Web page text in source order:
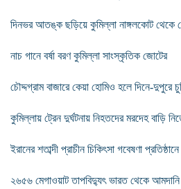
দিনভর আতঙ্ক ছড়িয়ে কুমিল্লা নাঙ্গলকোট থেকে
নাচ গানে বর্ষা বরণ কুমিল্লা সাংস্কৃতিক জোটের
চৌদ্দগ্রাম বাজারে কেয়া হোমিও হলে দিনে-দুপুরে
কুমিল্লায় ট্রেন দুর্ঘটনায় নিহতদের মরদেহ বাড়ি
ইরানের শতাব্দী প্রাচীন চিকিৎসা গবেষণা
২৬৫৬ মেগাওয়াট তাপবিদ্যুৎ ভারত থেকে আমদানি